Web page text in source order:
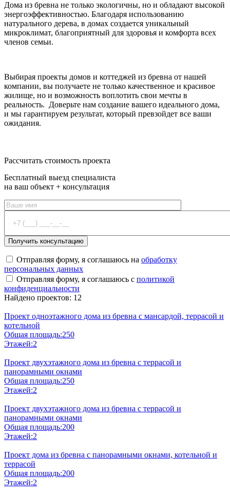
Дома из бревна не только экологичны, но и обладают высокой
энергоэффективностью. Благодаря использованию
натурального дерева, в домах создается уникальный
микроклимат, благоприятный для здоровья и комфорта всех
членов семьи.
Выбирая проекты домов и коттеджей из бревна от нашей
компании, вы получаете не только качественное и красивое
жилище, но и возможность воплотить свои мечты в
реальность. Доверьте нам создание вашего идеального дома,
и мы гарантируем результат, который превзойдет все ваши
ожидания.
Рассчитать стоимость проекта
Бесплатный выезд специалиста
на ваш объект + консультация
Отправляя форму, я соглашаюсь на обработку
персональных данных
Отправляя форму, я соглашаюсь с политикой
конфиденциальности
Найдено проектов: 12
Проект одноэтажного дома из бревна с мансардой, террасой и
котельной
Общая площадь:250
Этажей:2
Проект двухэтажного дома из бревна с террасой и
панорамными окнами
Общая площадь:250
Этажей:2
Проект двухэтажного дома из бревна с террасой и
панорамными окнами
Общая площадь:200
Этажей:2
Проект дома из бревна с панорамными окнами, котельной и
террасой
Общая площадь:200
Этажей:2